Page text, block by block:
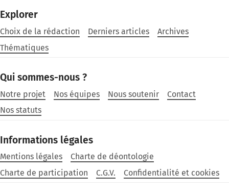
Explorer
Choix de la rédaction Derniers articles
Archives
Thématiques
Qui sommes-nous ?
Notre projet Nos équipes Nous soutenir
Contact
Nos statuts
Informations légales
Mentions légales
Charte de déontologie
Charte de participation
C.G.V. Confidentialité et cookies